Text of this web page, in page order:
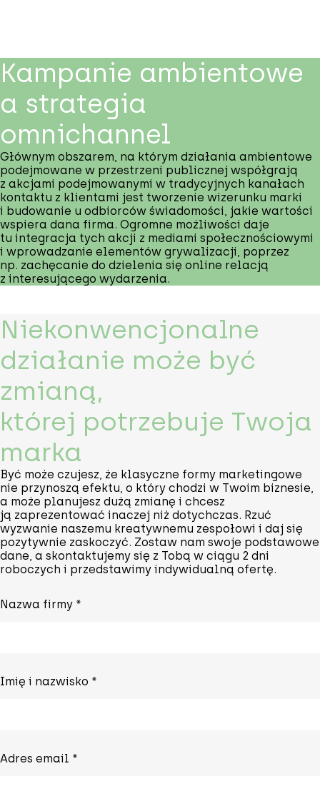
Kampanie ambientowe
a strategia
omnichannel
Głównym obszarem, na którym działania ambientowe
podejmowane w przestrzeni publicznej współgrają
z akcjami podejmowanymi w tradycyjnych kanałach
kontaktu z klientami jest tworzenie wizerunku marki
i budowanie u odbiorców świadomości, jakie wartości
wspiera dana firma. Ogromne możliwości daje
tu integracja tych akcji z mediami społecznościowymi
i wprowadzanie elementów grywalizacji, poprzez
np. zachęcanie do dzielenia się online relacją
z interesującego wydarzenia.
Niekonwencjonalne
działanie może być
zmianą,
której potrzebuje Twoja
marka
Być może czujesz, że klasyczne formy marketingowe
nie przynoszą efektu, o który chodzi w Twoim biznesie,
a może planujesz dużą zmianę i chcesz
ją zaprezentować inaczej niż dotychczas. Rzuć
wyzwanie naszemu kreatywnemu zespołowi i daj się
pozytywnie zaskoczyć. Zostaw nam swoje podstawowe
dane, a skontaktujemy się z Tobą w ciągu 2 dni
roboczych i przedstawimy indywidualną ofertę.
Nazwa firmy *
Imię i nazwisko *
Adres email *